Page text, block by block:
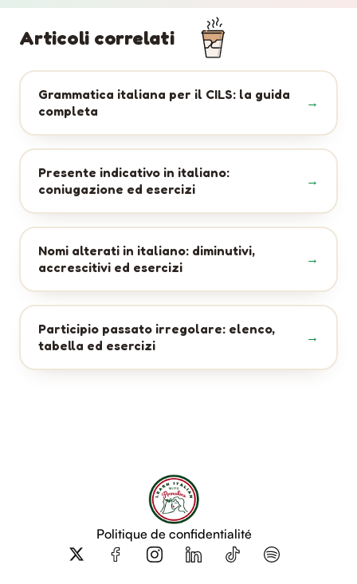
Articoli correlati
Grammatica italiana per il CILS: la guida
completa
Presente indicativo in italiano:
coniugazione ed esercizi
Nomi alterati in italiano: diminutivi,
accrescitivi ed esercizi
Participio passato irregolare: elenco,
tabella ed esercizi
Politique de confidentialité
X
-